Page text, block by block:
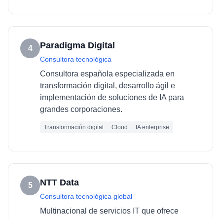
4 Paradigma Digital
Consultora tecnológica
Consultora española especializada en
transformación digital, desarrollo ágil e
implementación de soluciones de IA para
grandes corporaciones.
Transformación digital Cloud IA enterprise
5 NTT Data
Consultora tecnológica global
Multinacional de servicios IT que ofrece